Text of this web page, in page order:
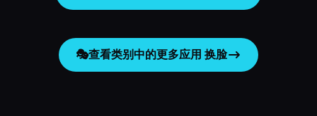
🎭查看类别中的更多应用 换脸